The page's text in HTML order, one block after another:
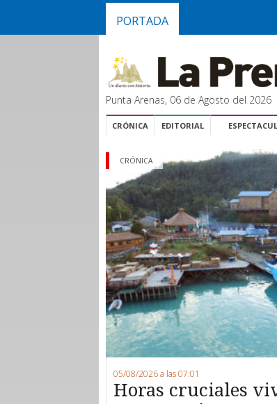
PORTADA
Punta Arenas, 06 de Agosto del 2026
CRÓNICA EDITORIAL
CRÓNICA
05/08/2026 a las 07:01
Horas cruciales